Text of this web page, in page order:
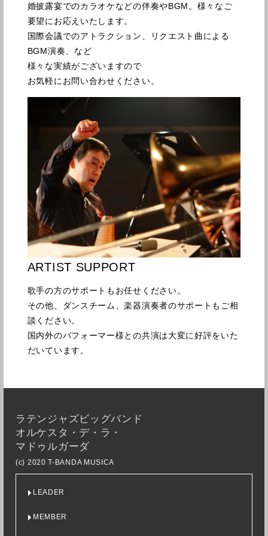
婚披露宴でのカラオケなどの伴奏やBGM。様々なご
要望にお応えいたします。
国際会議でのアトラクション、リクエスト曲による
BGM演奏、など
様々な実績がございますので
お気軽にお問い合わせください。
ARTIST SUPPORT
歌手の方のサポートもお任せください。
その他、ダンスチーム、楽器演奏者のサポートもご相
談ください。
国内外のパフォーマー様との共演は大変に好評をいた
だいています。
ラテンジャズビッグバンド
オルケスタ・デ・ラ・
マドゥルガーダ
(c) 2020 T-BANDA MUSICA
LEADER
MEMBER